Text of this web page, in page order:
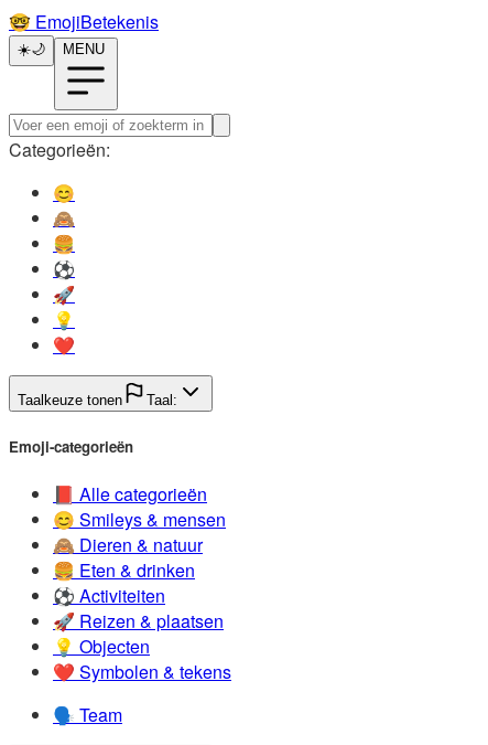
🤓️ EmojiBetekenis
☀️🌙 MENU
Categorieën:
😊️
🙈️
🍔️
⚽️
🚀️
💡️
❤️
Taalkeuze tonen Taal:
Emoji-categorieën
📕️ Alle categorieën
😊️ Smileys & mensen
🙈️ Dieren & natuur
🍔️ Eten & drinken
⚽️ Activiteiten
🚀️ Reizen & plaatsen
💡️ Objecten
❤️ Symbolen & tekens
🗣️ Team